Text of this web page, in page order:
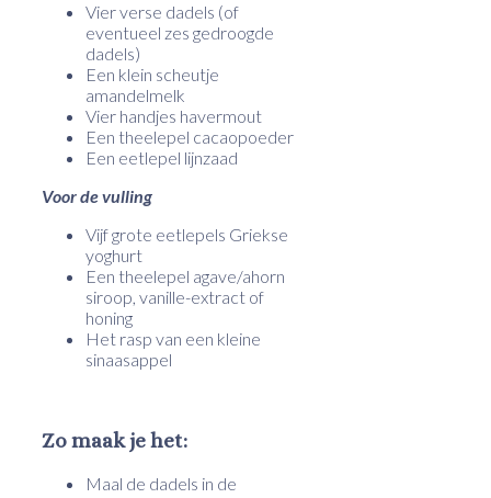
Vier verse dadels (of
eventueel zes gedroogde
dadels)
Een klein scheutje
amandelmelk
Vier handjes havermout
Een theelepel cacaopoeder
Een eetlepel lijnzaad
Voor de vulling
Vijf grote eetlepels Griekse
yoghurt
Een theelepel agave/ahorn
siroop, vanille-extract of
honing
Het rasp van een kleine
sinaasappel
Zo maak je het:
Maal de dadels in de